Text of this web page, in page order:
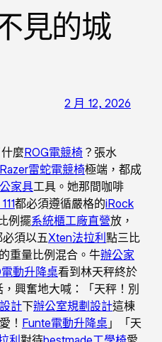
見的城
2 月 12, 2026
麼ROG電競椅 ？張水
Razer雷蛇電競椅極端，都成
家具工具。她那間咖啡
都必須遵循嚴格的iRock
例擺系統櫃工廠直營放，
必須以五Xten法拉利點三比
的重量比例混合。牛辦公家
電動升降桌看到林天秤終於
興奮地大喊：「天秤！別
計下辦公室規劃設計這棟
！ Funte電動升降桌 」「天